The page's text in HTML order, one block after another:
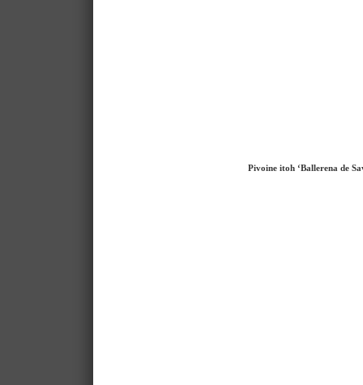
Pivoine itoh ‘Ballerena de